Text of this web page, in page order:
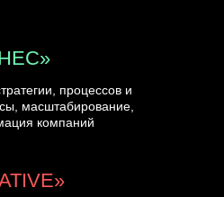
процессов и
масштабирование,
компаний